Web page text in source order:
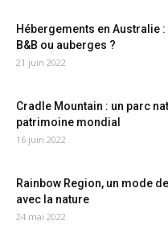
Hébergements en Australie
B&B ou auberges ?
21 juin 2022
Cradle Mountain : un parc
patrimoine mondial
16 juin 2022
Rainbow Region, un mode
avec la nature
24 mai 2022